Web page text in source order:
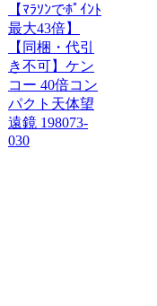
【ﾏﾗｿﾝでﾎﾟｲﾝﾄ
最大43倍】
【同梱・代引
き不可】ケン
コー 40倍コン
パクト天体望
遠鏡 198073-
030